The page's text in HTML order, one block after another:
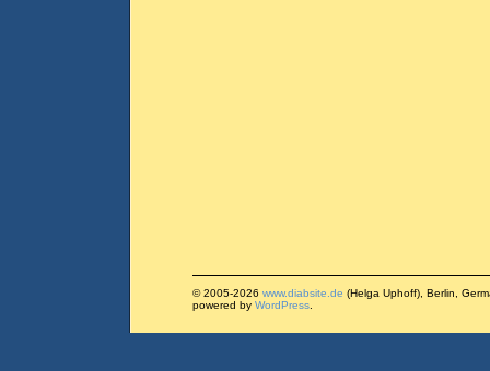
© 2005-2026 www.diabsite.de (Helga Uphoff), Berlin,
powered by WordPress.